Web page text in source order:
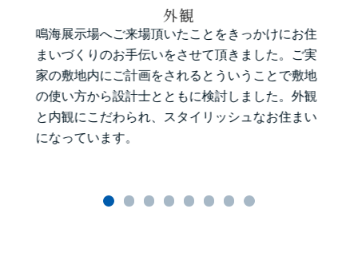
外観
鳴海展示場へご来場頂いたことをきっかけにお住
まいづくりのお手伝いをさせて頂きました。ご実
家の敷地内にご計画をされるとういうことで敷地
の使い方から設計士とともに検討しました。外観
と内観にこだわられ、スタイリッシュなお住まい
になっています。